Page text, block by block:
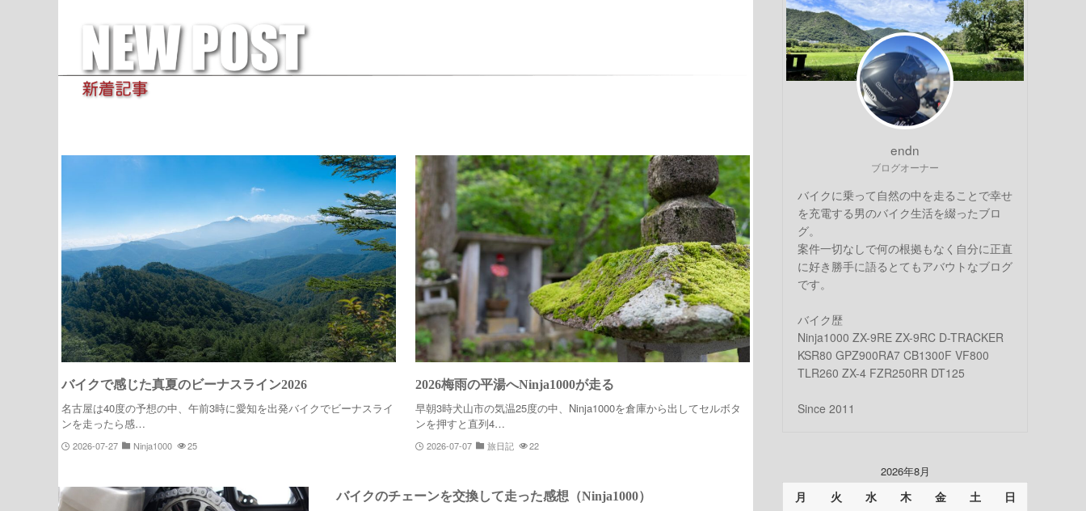
バイクで感じた真夏のビーナスライン2026
名古屋は40度の予想の中、午前3時に愛知を出発バイクでビーナスライ
ンを走ったら感…
2026-07-27 Ninja1000 25
2026梅雨の平湯へNinja1000が走る
早朝3時犬山市の気温25度の中、Ninja1000を倉庫から出してセルボタ
ンを押すと直列4…
2026-07-07 旅日記 22
バイクのチェーンを交換して走った感想（Ninja1000）
endn
ブログオーナー
バイクに乗って自然の中を走ることで幸せ
を充電する男のバイク生活を綴ったブロ
グ。
案件一切なしで何の根拠もなく自分に正直
に好き勝手に語るとてもアバウトなブログ
です。
バイク歴
Ninja1000 ZX-9RE ZX-9RC D-TRACKER
KSR80 GPZ900RA7 CB1300F VF800
TLR260 ZX-4 FZR250RR DT125
Since 2011
2026年8月
月 火 水 木 金 土 日